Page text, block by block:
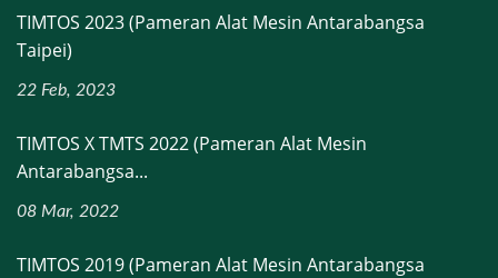
TIMTOS 2023 (Pameran Alat Mesin Antarabangsa
Taipei)
22 Feb, 2023
TIMTOS X TMTS 2022 (Pameran Alat Mesin
Antarabangsa...
08 Mar, 2022
TIMTOS 2019 (Pameran Alat Mesin Antarabangsa